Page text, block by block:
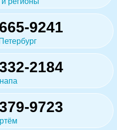
9241
2184
9723